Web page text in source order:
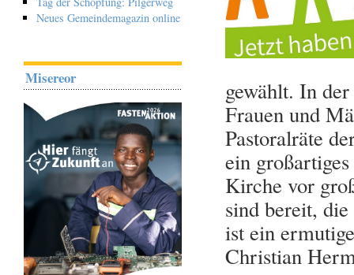
gewählt. In
Frauen und
Pastoralräte
ein
Kirche vor
sind bereit,
ist ein
Christian
Neues Gemeindemagazin online
Misereor